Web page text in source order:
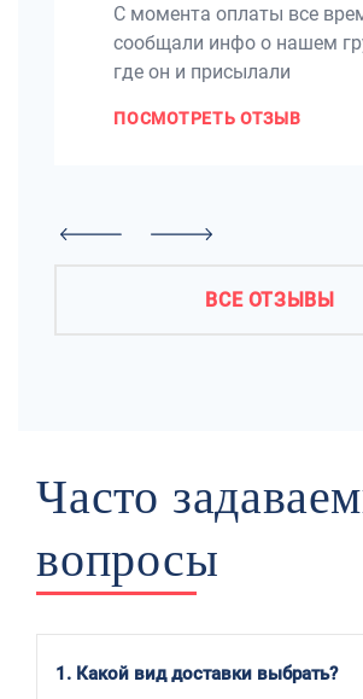
С момента оплаты все
сообщали инфо о нашем
где он и присылали
ПОСМОТРЕТЬ ОТЗЫВ
ВСЕ ОТЗЫВЫ
Часто
вопросы
1. Какой вид доставки выбрать?